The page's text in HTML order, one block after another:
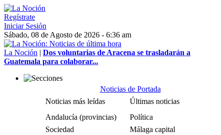
Regístrate
Iniciar Sesión
Sábado, 08 de Agosto de 2026 - 6:36 am
La Noción | Dos voluntarias de Aracena se trasladarán a
Guatemala para colaborar...
Noticias de Portada
Noticias más leídas
Últimas noticias
Andalucía (provincias)
Política
Sociedad
Málaga capital